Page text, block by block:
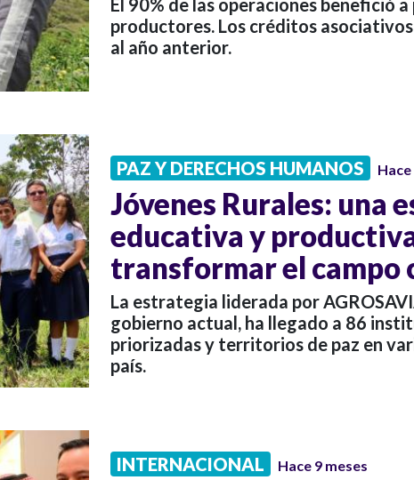
El 90% de las operaciones benefició
productores. Los créditos
al año anterior.
PAZ Y DERECHOS HUMANOS Hace
Jóvenes Rurales: una
educativa y
transformar el campo
La estrategia liderada por
gobierno actual, ha llegado a 86
priorizadas y territorios de paz en
país.
INTERNACIONAL Hace 9 meses